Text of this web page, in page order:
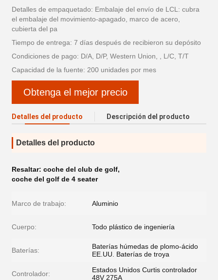
Detalles de empaquetado: Embalaje del envío de LCL: cubra
el embalaje del movimiento-apagado, marco de acero,
cubierta del pa
Tiempo de entrega: 7 días después de recibieron su depósito
Condiciones de pago: D/A, D/P, Western Union, , L/C, T/T
Capacidad de la fuente: 200 unidades por mes
Obtenga el mejor precio
Detalles del producto Descripción del producto
Detalles del producto
Resaltar: coche del club de golf,
coche del golf de 4 seater
Marco de trabajo: Aluminio
Cuerpo: Todo plástico de ingeniería
Baterías:
Baterías húmedas de plomo-ácido
EE.UU. Baterías de troya
Controlador:
Estados Unidos Curtis controlador
48V 275A